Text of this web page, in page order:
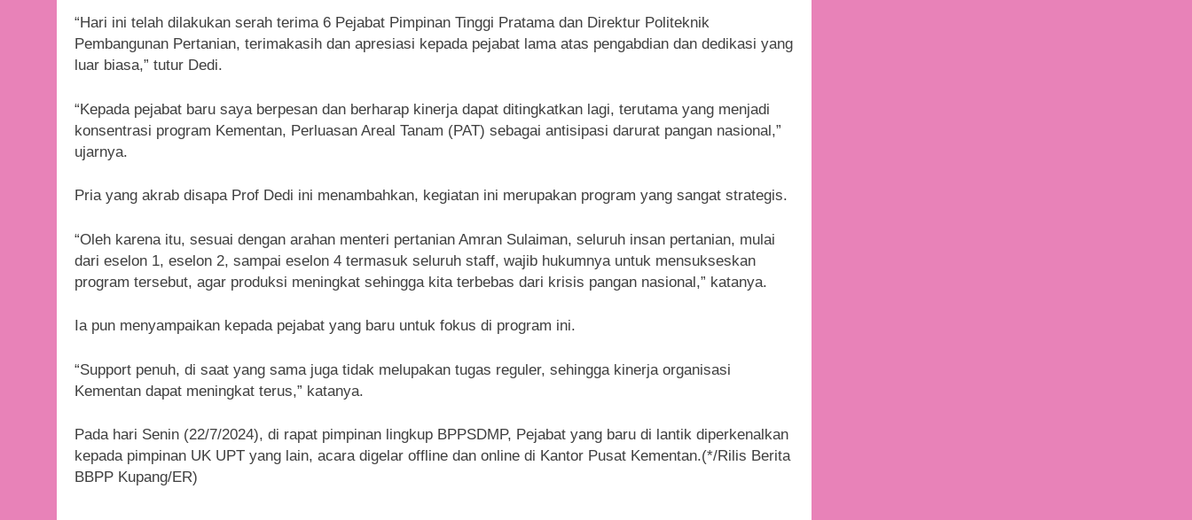
“Hari ini telah dilakukan serah terima 6 Pejabat Pimpinan Tinggi Pratama dan Direktur Politeknik
Pembangunan Pertanian, terimakasih dan apresiasi kepada pejabat lama atas pengabdian dan dedikasi yang
luar biasa,” tutur Dedi.
“Kepada pejabat baru saya berpesan dan berharap kinerja dapat ditingkatkan lagi, terutama yang menjadi
konsentrasi program Kementan, Perluasan Areal Tanam (PAT) sebagai antisipasi darurat pangan nasional,”
ujarnya.
Pria yang akrab disapa Prof Dedi ini menambahkan, kegiatan ini merupakan program yang sangat strategis.
“Oleh karena itu, sesuai dengan arahan menteri pertanian Amran Sulaiman, seluruh insan pertanian, mulai
dari eselon 1, eselon 2, sampai eselon 4 termasuk seluruh staff, wajib hukumnya untuk mensukseskan
program tersebut, agar produksi meningkat sehingga kita terbebas dari krisis pangan nasional,” katanya.
Ia pun menyampaikan kepada pejabat yang baru untuk fokus di program ini.
“Support penuh, di saat yang sama juga tidak melupakan tugas reguler, sehingga kinerja organisasi
Kementan dapat meningkat terus,” katanya.
Pada hari Senin (22/7/2024), di rapat pimpinan lingkup BPPSDMP, Pejabat yang baru di lantik diperkenalkan
kepada pimpinan UK UPT yang lain, acara digelar offline dan online di Kantor Pusat Kementan.(*/Rilis Berita
BBPP Kupang/ER)